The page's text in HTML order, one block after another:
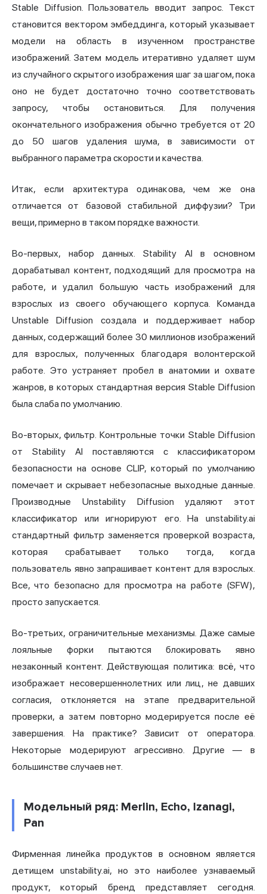
Stable Diffusion. Пользователь вводит запрос. Текст
становится вектором эмбеддинга, который указывает
модели на область в изученном пространстве
изображений. Затем модель итеративно удаляет шум
из случайного скрытого изображения шаг за шагом, пока
оно не будет достаточно точно соответствовать
запросу, чтобы остановиться. Для получения
окончательного изображения обычно требуется от 20
до 50 шагов удаления шума, в зависимости от
выбранного параметра скорости и качества.
Итак, если архитектура одинакова, чем же она
отличается от базовой стабильной диффузии? Три
вещи, примерно в таком порядке важности.
Во-первых, набор данных. Stability AI в основном
дорабатывал контент, подходящий для просмотра на
работе, и удалил большую часть изображений для
взрослых из своего обучающего корпуса. Команда
Unstable Diffusion создала и поддерживает набор
данных, содержащий более 30 миллионов изображений
для взрослых, полученных благодаря волонтерской
работе. Это устраняет пробел в анатомии и охвате
жанров, в которых стандартная версия Stable Diffusion
была слаба по умолчанию.
Во-вторых, фильтр. Контрольные точки Stable Diffusion
от Stability AI поставляются с классификатором
безопасности на основе CLIP, который по умолчанию
помечает и скрывает небезопасные выходные данные.
Производные Unstability Diffusion удаляют этот
классификатор или игнорируют его. На unstability.ai
стандартный фильтр заменяется проверкой возраста,
которая срабатывает только тогда, когда
пользователь явно запрашивает контент для взрослых.
Все, что безопасно для просмотра на работе (SFW),
просто запускается.
Во-третьих, ограничительные механизмы. Даже самые
лояльные форки пытаются блокировать явно
незаконный контент. Действующая политика: всё, что
изображает несовершеннолетних или лиц, не давших
согласия, отклоняется на этапе предварительной
проверки, а затем повторно модерируется после её
завершения. На практике? Зависит от оператора.
Некоторые модерируют агрессивно. Другие — в
большинстве случаев нет.
Модельный ряд: Merlin, Echo, Izanagi,
Pan
Фирменная линейка продуктов в основном является
детищем unstability.ai, но это наиболее узнаваемый
продукт, который бренд представляет сегодня.